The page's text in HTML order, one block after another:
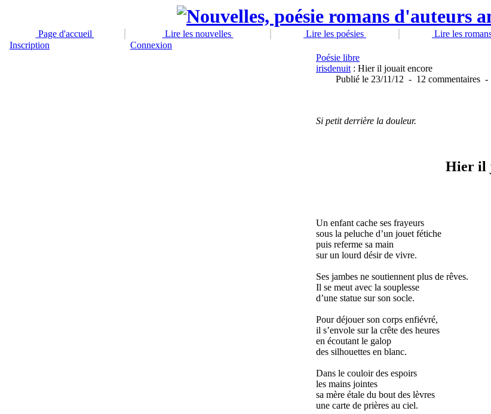
Page d'accueil Lire les nouvelles Lire les poésies Lire les
Inscription
Connexion
Poésie libre
irisdenuit : Hier il jouait encore
Publié le 23/11/12 - 12 commentaires -
Si petit derrière la douleur.
Hier il
Un enfant cache ses frayeurs
sous la peluche d’un jouet fétiche
puis referme sa main
sur un lourd désir de vivre.
Ses jambes ne soutiennent plus de rêves.
Il se meut avec la souplesse
d’une statue sur son socle.
Pour déjouer son corps enfiévré,
il s’envole sur la crête des heures
en écoutant le galop
des silhouettes en blanc.
Dans le couloir des espoirs
les mains jointes
sa mère étale du bout des lèvres
une carte de prières au ciel.